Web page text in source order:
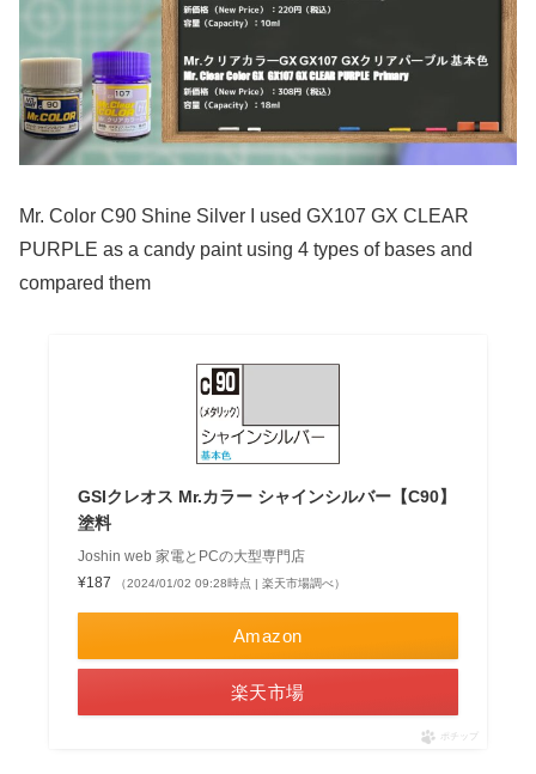
Mr. Color C90 Shine Silver I used GX107 GX CLEAR
PURPLE as a candy paint using 4 types of bases and
compared them
GSIクレオス Mr.カラー シャインシルバー【C90】
塗料
Joshin web 家電とPCの大型専門店
¥187
（2024/01/02 09:28時点 | 楽天市場調べ）
Amazon
楽天市場
ポチップ